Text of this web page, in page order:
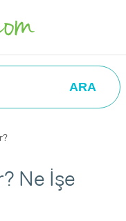
ARA
Ne İşe